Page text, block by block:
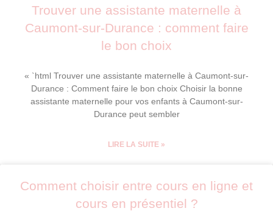
Trouver une assistante maternelle à
Caumont-sur-Durance : comment faire
le bon choix
« `html Trouver une assistante maternelle à Caumont-sur-
Durance : Comment faire le bon choix Choisir la bonne
assistante maternelle pour vos enfants à Caumont-sur-
Durance peut sembler
LIRE LA SUITE »
Comment choisir entre cours en ligne et
cours en présentiel ?